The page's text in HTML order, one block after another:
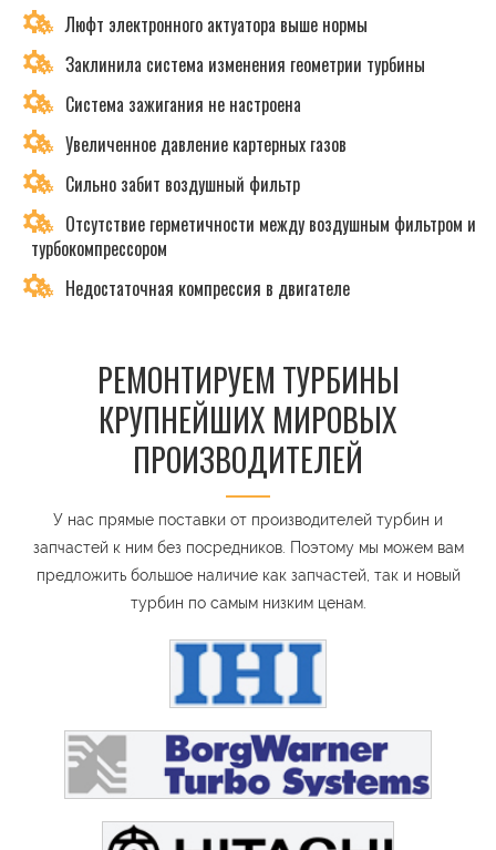
Люфт электронного актуатора выше нормы
Заклинила система изменения геометрии турбины
Система зажигания не настроена
Увеличенное давление картерных газов
Сильно забит воздушный фильтр
Отсутствие герметичности между воздушным фильтром и
турбокомпрессором
Недостаточная компрессия в двигателе
РЕМОНТИРУЕМ ТУРБИНЫ
КРУПНЕЙШИХ МИРОВЫХ
ПРОИЗВОДИТЕЛЕЙ
У нас прямые поставки от производителей турбин и
запчастей к ним без посредников. Поэтому мы можем вам
предложить большое наличие как запчастей, так и новый
турбин по самым низким ценам.